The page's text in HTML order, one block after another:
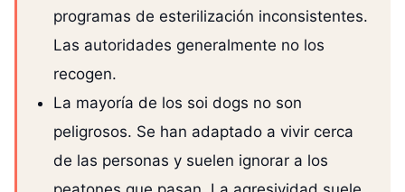
programas de esterilización inconsistentes.
Las autoridades generalmente no los
recogen.
La mayoría de los soi dogs no son
peligrosos. Se han adaptado a vivir cerca
de las personas y suelen ignorar a los